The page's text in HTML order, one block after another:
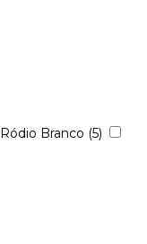
Ródio Branco (5)